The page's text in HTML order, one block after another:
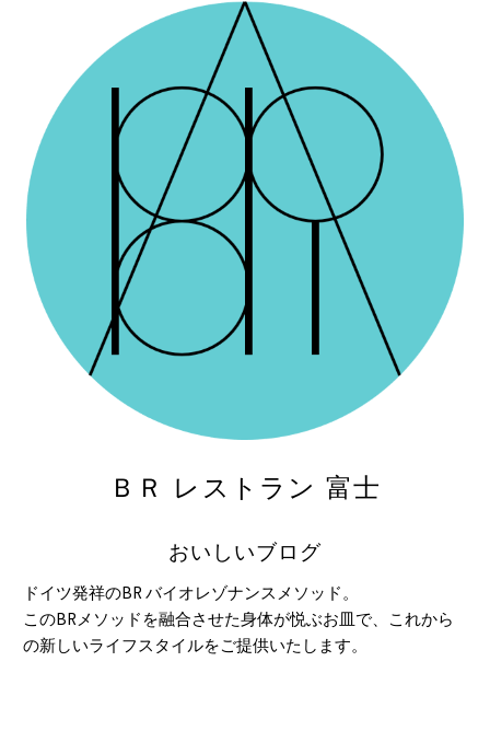
ＢＲ レストラン 富士
おいしいブログ
ドイツ発祥のBR バイオレゾナンスメソッド。
このBRメソッドを融合させた身体が悦ぶお皿で、これから
の新しいライフスタイルをご提供いたします。